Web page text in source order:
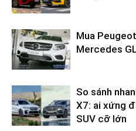
Mua
Mercedes
So sánh
X7: ai xứng
SUV cỡ lớn